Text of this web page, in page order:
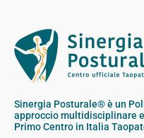
Sinergia Posturale® è un
approccio multidisciplinare
Primo Centro in Italia